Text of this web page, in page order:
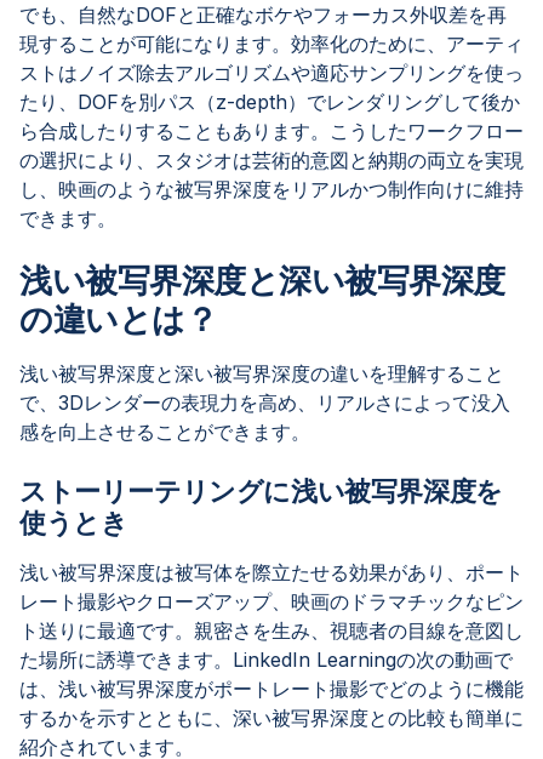
でも、自然なDOFと正確なボケやフォーカス外収差を再
現することが可能になります。効率化のために、アーティ
ストはノイズ除去アルゴリズムや適応サンプリングを使っ
たり、DOFを別パス（z-depth）でレンダリングして後か
ら合成したりすることもあります。こうしたワークフロー
の選択により、スタジオは芸術的意図と納期の両立を実現
し、映画のような被写界深度をリアルかつ制作向けに維持
できます。
浅い被写界深度と深い被写界深度
の違いとは？
浅い被写界深度と深い被写界深度の違いを理解すること
で、3Dレンダーの表現力を高め、リアルさによって没入
感を向上させることができます。
ストーリーテリングに浅い被写界深度を
使うとき
浅い被写界深度は被写体を際立たせる効果があり、ポート
レート撮影やクローズアップ、映画のドラマチックなピン
ト送りに最適です。親密さを生み、視聴者の目線を意図し
た場所に誘導できます。LinkedIn Learningの次の動画で
は、浅い被写界深度がポートレート撮影でどのように機能
するかを示すとともに、深い被写界深度との比較も簡単に
紹介されています。